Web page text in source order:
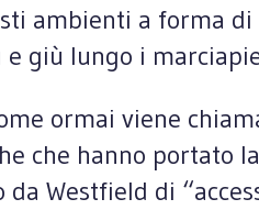
ambienti a forma
giù lungo i
ormai viene
che hanno portato
Westfield di